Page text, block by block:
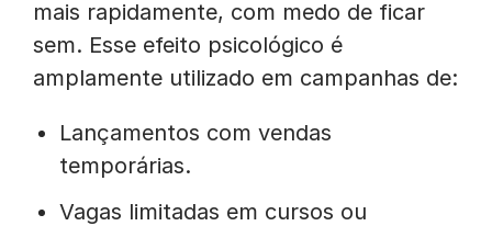
mais rapidamente, com medo de ficar
sem. Esse efeito psicológico é
amplamente utilizado em campanhas de:
Lançamentos com vendas
temporárias.
Vagas limitadas em cursos ou